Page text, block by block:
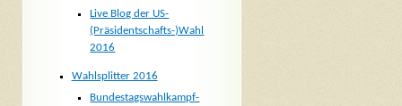
Live Blog der US-
(Präsidentschafts-)Wahl
2016
Wahlsplitter 2016
Bundestagswahlkampf-